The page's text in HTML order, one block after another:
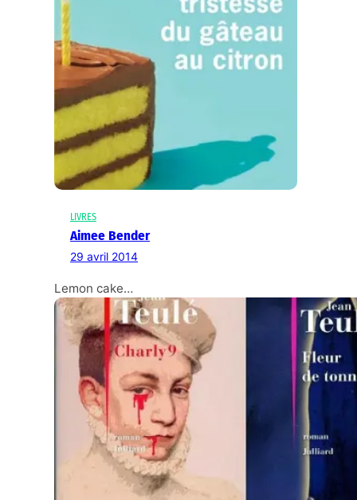
LIVRES
Aimee Bender
29 avril 2014
Lemon cake…